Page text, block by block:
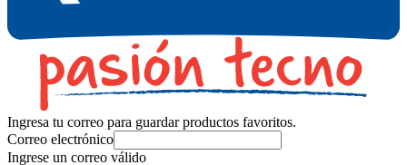
Ingresa tu correo para guardar productos favoritos.
Correo electrónico
Ingrese un correo válido